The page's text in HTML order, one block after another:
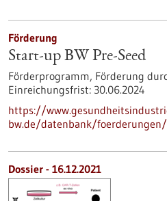
Förderung
Start-up BW Pre-Seed
Förderprogramm, Förderung
Einreichungsfrist: 30.06.2024
https://
bw.de/datenbank/
Dossier - 16.12.2021